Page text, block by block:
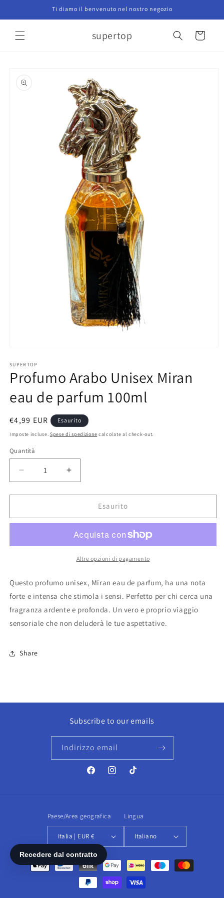
direttamente
ai contenuti
Ti diamo il benvenuto nel nostro negozio
supertop Carrello
informazioni
sul prodotto
multimediali
1
in
modale
SUPERTOP
Profumo Arabo Unisex Miran
eau de parfum 100ml
Prezzo
di
€4,99 EUR Esaurito
Imposte incluse. Spese di spedizione calcolate al check-out.
Quantità
Diminuisci
quantità
per
Arabo
eau
100ml
Aumenta
quantità
per
Profumo
Arabo
Miran
eau
de
100ml
Esaurito
Altre opzioni di pagamento
Questo profumo unisex, Miran eau de parfum, ha una nota
forte e intensa che stimola i sensi. Perfetto per chi cerca una
fragranza ardente e profonda. Un vero e proprio viaggio
sensoriale che non deluderà le tue aspettative.
Share
Subscribe to our emails
Indirizzo email
FacebookInstagramTikTok
Paese/Area geografica
Italia | EUR €
Lingua
Italiano